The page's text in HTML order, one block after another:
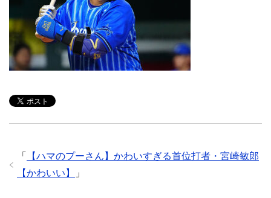
「
【ハマのプーさん】かわいすぎる首位打者・宮崎敏郎
【かわいい】
」